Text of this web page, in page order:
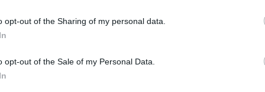
opt-out of the Sharing of my personal data.
opt-out of the Sale of my Personal Data.
ενισχύσουμε το διαθέσιμο εισόδημα των
να διευκρινίσει ότι «οι ανάγκες είναι